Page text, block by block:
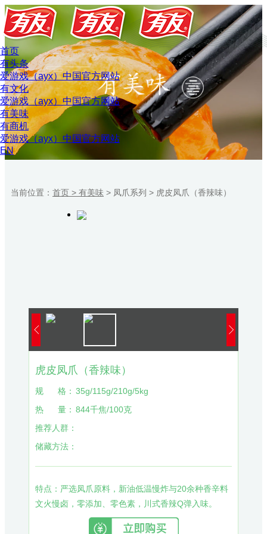
首页
有头条
爱游戏（ayx）中国官方网站
有文化
爱游戏（ayx）中国官方网站
有美味
有商机
爱游戏（ayx）中国官方网站
EN
当前位置： 首页 > 有美味 > 凤爪系列 > 虎皮凤爪（香辣味）
虎皮凤爪（香辣味）
规 格： 35g/115g/210g/5kg
热
量： 844千焦/100克
推荐人群：
储藏方法：
特点：严选凤爪原料，新油低温慢炸与20余种香辛料
文火慢卤，零添加、零色素，川式香辣Q弹入味。